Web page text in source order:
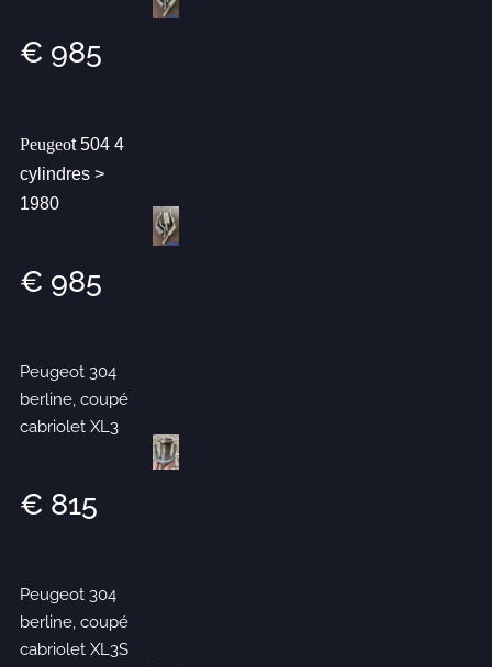
€ 985
Peugeot 504 4
cylindres >
1980
€ 985
Peugeot 304
berline, coupé
cabriolet XL3
€ 815
Peugeot 304
berline, coupé
cabriolet XL3S